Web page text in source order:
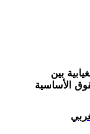
بين
الأساسية